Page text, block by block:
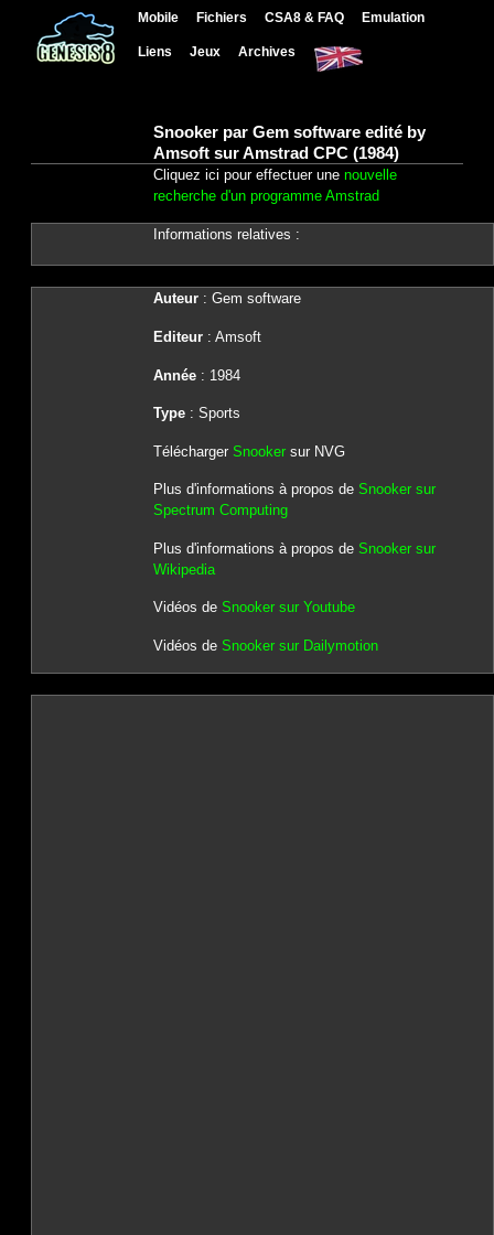
Mobile Fichiers CSA8 & FAQ Emulation
Liens Jeux Archives
Snooker par Gem software edité by
Amsoft sur Amstrad CPC (1984)
Cliquez ici pour effectuer une nouvelle
recherche d'un programme Amstrad
Informations relatives :
Auteur: Gem software
Editeur: Amsoft
Année: 1984
Type: Sports
Télécharger Snookersur NVG
Plus d'informations à propos de Snooker sur
Spectrum Computing
Plus d'informations à propos de Snooker sur
Wikipedia
Vidéos de Snooker sur Youtube
Vidéos de Snooker sur Dailymotion